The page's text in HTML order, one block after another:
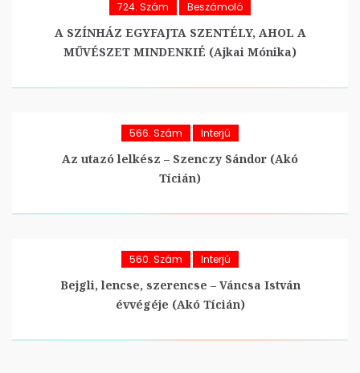
724. Szám Beszámoló
A SZÍNHÁZ EGYFAJTA SZENTÉLY, AHOL A
MŰVÉSZET MINDENKIÉ (Ajkai Mónika)
566. Szám Interjú
Az utazó lelkész – Szenczy Sándor (Akó
Tícián)
560. Szám Interjú
Bejgli, lencse, szerencse – Váncsa István
évvégéje (Akó Tícián)